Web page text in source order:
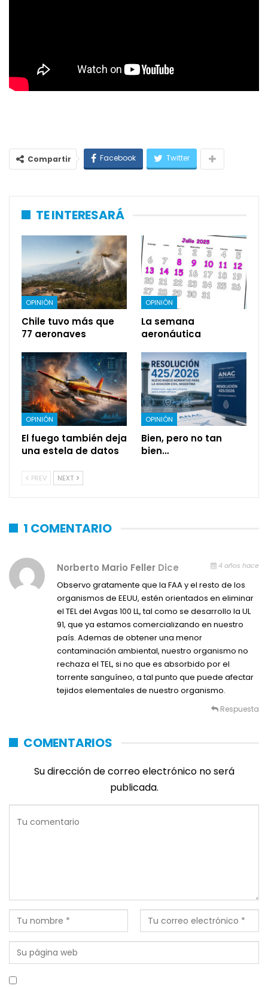
Compartir Facebook Twitter
TE INTERESARÁ
OPINIÓN
Chile tuvo más que
77 aeronaves
OPINIÓN
La semana
aeronáutica
OPINIÓN
El fuego también deja
una estela de datos
OPINIÓN
Bien, pero no tan
bien…
PREV NEXT
1 COMENTARIO
Norberto Mario Feller Dice 4 años hace
Observo gratamente que la FAA y el resto de los
organismos de EEUU, estén orientados en eliminar
el TEL del Avgas 100 LL, tal como se desarrollo la UL
91, que ya estamos comercializando en nuestro
país. Ademas de obtener una menor
contaminación ambiental, nuestro organismo no
rechaza el TEL, si no que es absorbido por el
torrente sanguíneo, a tal punto que puede afectar
tejidos elementales de nuestro organismo.
Respuesta
COMENTARIOS
Su dirección de correo electrónico no será
publicada.